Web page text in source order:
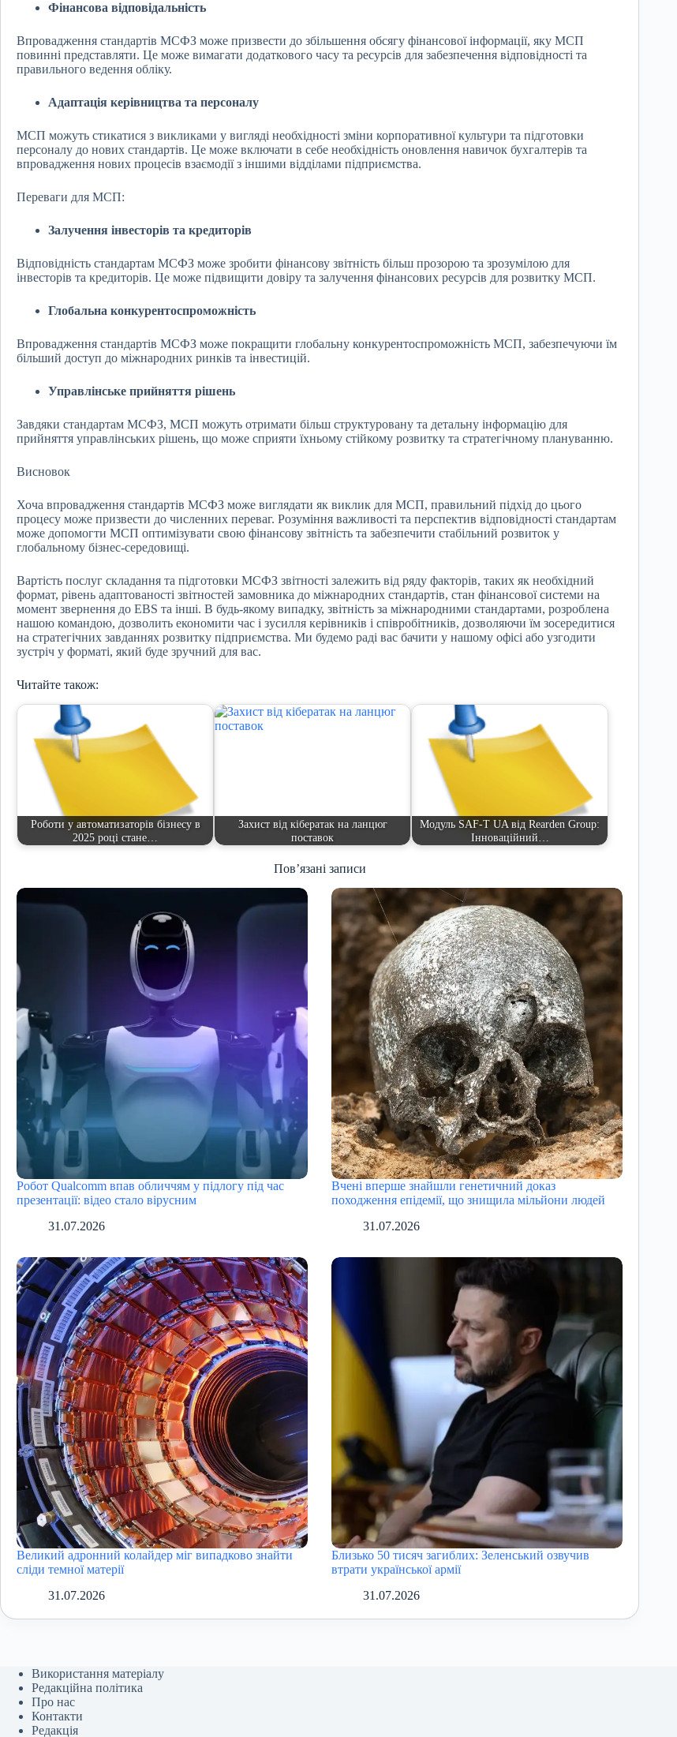
Фінансова відповідальність
Впровадження стандартів МСФЗ може призвести до збільшення обсягу фінансової інформації, яку МСП
повинні представляти. Це може вимагати додаткового часу та ресурсів для забезпечення відповідності та
правильного ведення обліку.
Адаптація керівництва та персоналу
МСП можуть стикатися з викликами у вигляді необхідності зміни корпоративної культури та підготовки
персоналу до нових стандартів. Це може включати в себе необхідність оновлення навичок бухгалтерів та
впровадження нових процесів взаємодії з іншими відділами підприємства.
Переваги для МСП:
Залучення інвесторів та кредиторів
Відповідність стандартам МСФЗ може зробити фінансову звітність більш прозорою та зрозумілою для
інвесторів та кредиторів. Це може підвищити довіру та залучення фінансових ресурсів для розвитку МСП.
Глобальна конкурентоспроможність
Впровадження стандартів МСФЗ може покращити глобальну конкурентоспроможність МСП, забезпечуючи їм
більший доступ до міжнародних ринків та інвестицій.
Управлінське прийняття рішень
Завдяки стандартам МСФЗ, МСП можуть отримати більш структуровану та детальну інформацію для
прийняття управлінських рішень, що може сприяти їхньому стійкому розвитку та стратегічному плануванню.
Висновок
Хоча впровадження стандартів МСФЗ може виглядати як виклик для МСП, правильний підхід до цього
процесу може призвести до численних переваг. Розуміння важливості та перспектив відповідності стандартам
може допомогти МСП оптимізувати свою фінансову звітність та забезпечити стабільний розвиток у
глобальному бізнес-середовищі.
Вартість послуг складання та підготовки МСФЗ звітності залежить від ряду факторів, таких як необхідний
формат, рівень адаптованості звітностей замовника до міжнародних стандартів, стан фінансової системи на
момент звернення до EBS та інші. В будь-якому випадку, звітність за міжнародними стандартами, розроблена
нашою командою, дозволить економити час і зусилля керівників і співробітників, дозволяючи їм зосередитися
на стратегічних завданнях розвитку підприємства. Ми будемо раді вас бачити у нашому офісі або узгодити
зустріч у форматі, який буде зручний для вас.
Читайте також:
Роботи у автоматизаторів бізнесу в
2025 році стане…
Захист від кібератак на ланцюг
поставок
Модуль SAF-T UA від Rearden Group:
Інноваційний…
Пов’язані записи
Робот Qualcomm впав обличчям у підлогу під час
презентації: відео стало вірусним
31.07.2026
Вчені вперше знайшли генетичний доказ
походження епідемії, що знищила мільйони людей
31.07.2026
Великий адронний колайдер міг випадково знайти
сліди темної матерії
31.07.2026
Близько 50 тисяч загиблих: Зеленський озвучив
втрати української армії
31.07.2026
Використання матеріалу
Редакційна політика
Про нас
Контакти
Редакція